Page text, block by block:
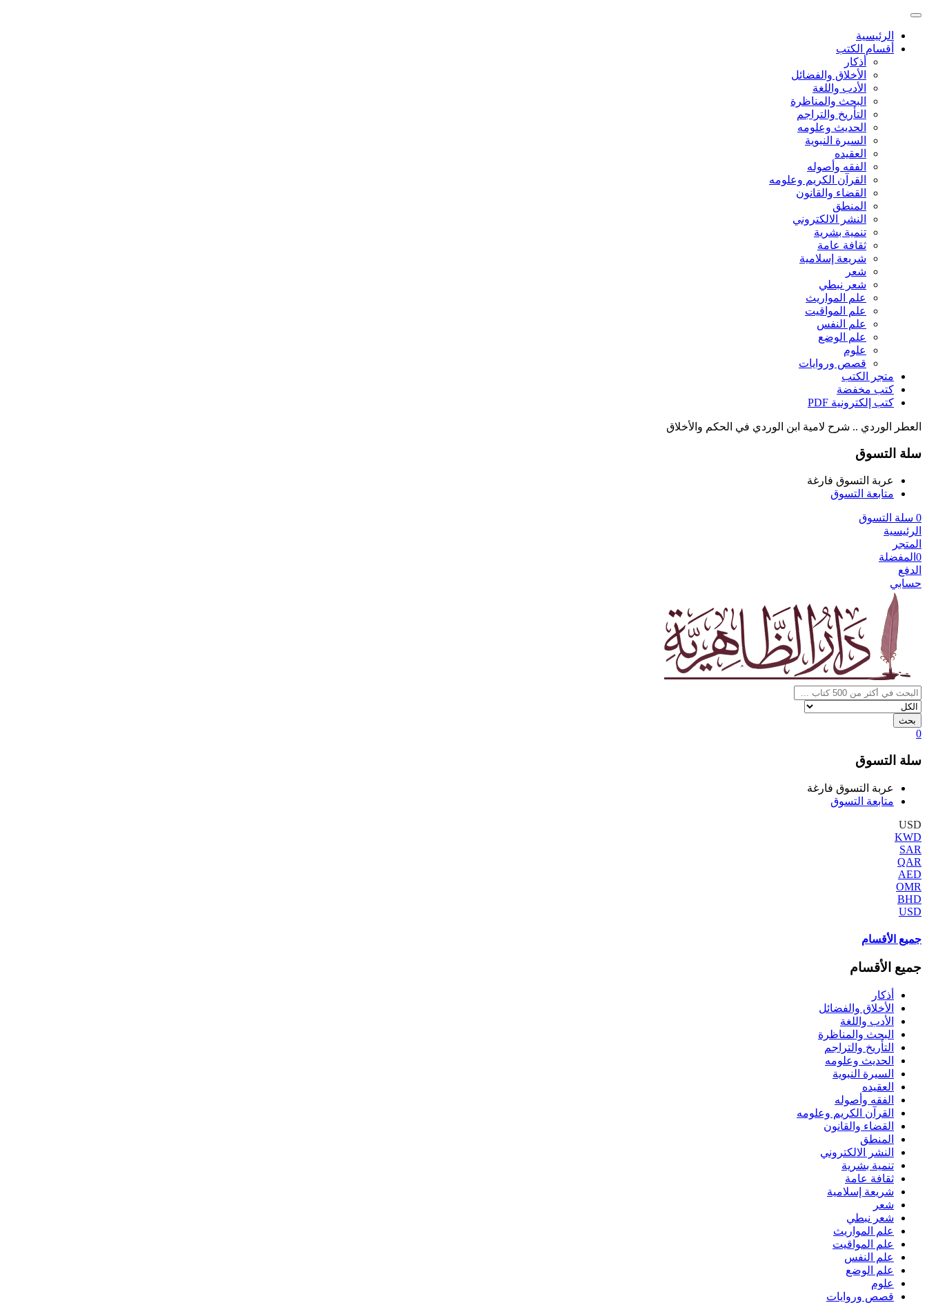
الرئيسية
أقسام الكتب
أذكار
الأخلاق والفضائل
الأدب واللغة
البحث والمناظرة
التأريخ والتراجم
الحديث وعلومه
السيرة النبوية
العقيده
الفقه وأصوله
القرآن الكريم وعلومه
القضاء والقانون
المنطق
النشر الالكتروني
تنمية بشرية
ثقافة عامة
شريعة إسلامية
شعر
شعر نبطي
علم المواريث
علم المواقيت
علم النفس
علم الوضع
علوم
قصص وروايات
متجر الكتب
كتب مخفضة
كتب إلكترونية PDF
العطر الوردي .. شرح لامية ابن الوردي في الحكم والأخلاق
سلة التسوق
عربة التسوق فارغة
متابعة التسوق
0 سلة التسوق
الرئيسية
المتجر
0 المفضلة
الدفع
حسابي
بحث
0
سلة التسوق
عربة التسوق فارغة
متابعة التسوق
USD
KWD
SAR
QAR
AED
OMR
BHD
USD
جميع الأقسام
جميع الأقسام
أذكار
الأخلاق والفضائل
الأدب واللغة
البحث والمناظرة
التأريخ والتراجم
الحديث وعلومه
السيرة النبوية
العقيده
الفقه وأصوله
القرآن الكريم وعلومه
القضاء والقانون
المنطق
النشر الالكتروني
تنمية بشرية
ثقافة عامة
شريعة إسلامية
شعر
شعر نبطي
علم المواريث
علم المواقيت
علم النفس
علم الوضع
علوم
قصص وروايات